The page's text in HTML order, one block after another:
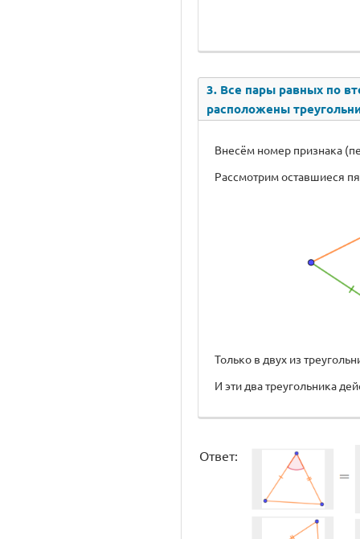
3. Все пары равных по
расположены
Внесём номер признака
Рассмотрим оставшиеся
Только в двух из
И эти два треугольника
Ответ: